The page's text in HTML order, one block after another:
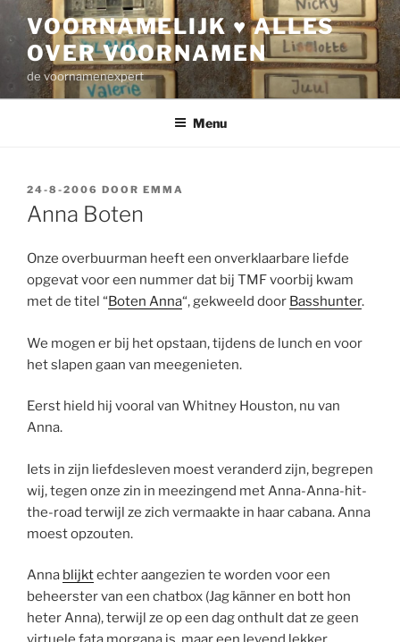
inhoud
VOORNAMELIJK ♥ ALLES
OVER VOORNAMEN
de voornamenexpert
Menu
GEPLAATST
OP
24-8-2006 DOOR EMMA
Anna Boten
Onze overbuurman heeft een onverklaarbare liefde
opgevat voor een nummer dat bij TMF voorbij kwam
met de titel “Boten Anna“, gekweeld door Basshunter.
We mogen er bij het opstaan, tijdens de lunch en voor
het slapen gaan van meegenieten.
Eerst hield hij vooral van Whitney Houston, nu van
Anna.
Iets in zijn liefdesleven moest veranderd zijn, begrepen
wij, tegen onze zin in meezingend met Anna-Anna-hit-
the-road terwijl ze zich vermaakte in haar cabana. Anna
moest opzouten.
Anna blijktechter aangezien te worden voor een
beheerster van een chatbox (Jag känner en bott hon
heter Anna), terwijl ze op een dag onthult dat ze geen